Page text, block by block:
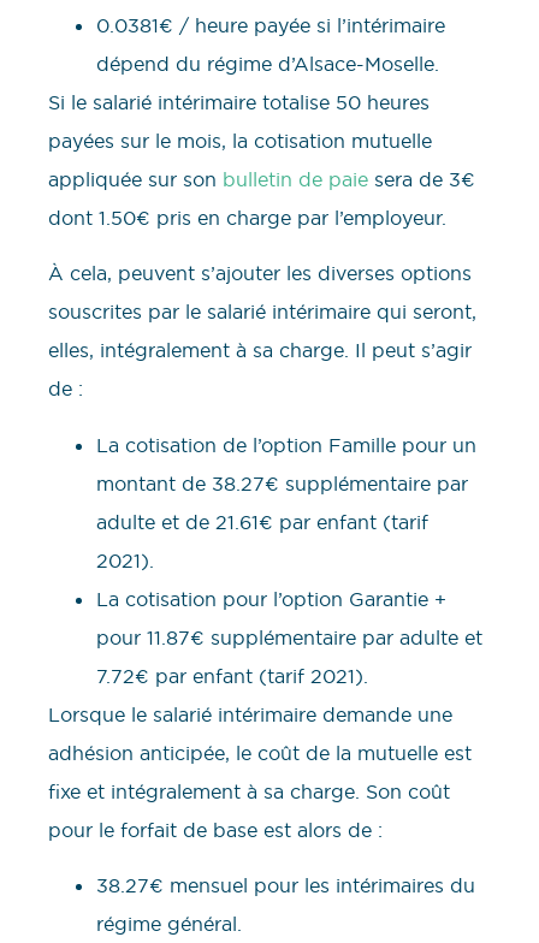
0.0381€ / heure payée si l’intérimaire
dépend du régime d’Alsace-Moselle.
Si le salarié intérimaire totalise 50 heures
payées sur le mois, la cotisation mutuelle
appliquée sur son bulletin de paie sera de 3€
dont 1.50€ pris en charge par l’employeur.
À cela, peuvent s’ajouter les diverses options
souscrites par le salarié intérimaire qui seront,
elles, intégralement à sa charge. Il peut s’agir
de :
La cotisation de l’option Famille pour un
montant de 38.27€ supplémentaire par
adulte et de 21.61€ par enfant (tarif
2021).
La cotisation pour l’option Garantie +
pour 11.87€ supplémentaire par adulte et
7.72€ par enfant (tarif 2021).
Lorsque le salarié intérimaire demande une
adhésion anticipée, le coût de la mutuelle est
fixe et intégralement à sa charge. Son coût
pour le forfait de base est alors de :
38.27€ mensuel pour les intérimaires du
régime général.